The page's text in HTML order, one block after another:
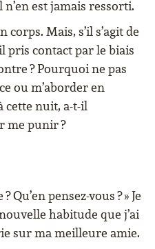
n’en est jamais ressorti.
Mais, s’il s’agit de
contact par le biais
? Pourquoi ne pas
ou m’aborder en
cette nuit, a-t-il
me punir ?
Qu’en pensez-vous ? » Je
habitude que j’ai
sur ma meilleure amie.